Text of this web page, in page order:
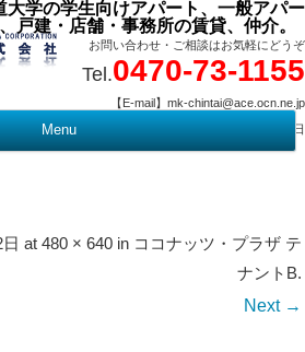
大学の学生向けアパート、一般アパー
戸建・店舗・事務所の賃貸、仲介。
お問い合わせ・ご相談はお気軽にどうぞ
Tel.0470-73-1155
【E-mail】mk-chintai@ace.ocn.ne.jp
【営業時間】09:00 ～ 17:15 【定 休 日】水曜・祭日
Menu
at480 × 640 in ココナッツ・プラザ テ
ナントB.
Next →